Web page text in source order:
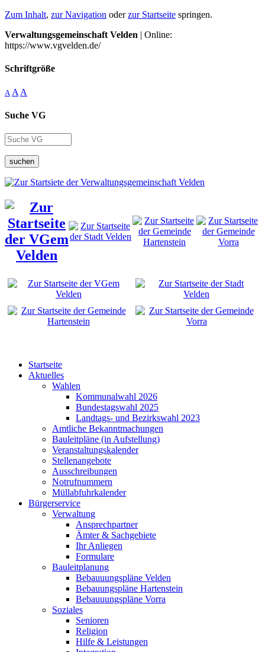
Zum Inhalt, zur Navigation oderzur Startseite springen.
Verwaltungsgemeinschaft Velden | Online:
https://www.vgvelden.de/
Schriftgröße
A A A
Suche VG
suchen
Startseite
Aktuelles
Wahlen
Kommunalwahl 2026
Bundestagswahl 2025
Landtags- und Bezirkswahl 2023
Amtliche Bekanntmachungen
Bauleitpläne (in Aufstellung)
Veranstaltungskalender
Stellenangebote
Ausschreibungen
Notrufnummern
Müllabfuhrkalender
Bürgerservice
Verwaltung
Ansprechpartner
Ämter & Sachgebiete
Ihr Anliegen
Formulare
Bauleitplanung
Bebauuungspläne Velden
Bebauungspläne Hartenstein
Bebauuungspläne Vorra
Soziales
Senioren
Religion
Hilfe & Leistungen